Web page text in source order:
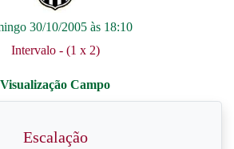
30/10/2005 às 18:10
Intervalo - (1 x 2)
Escalação